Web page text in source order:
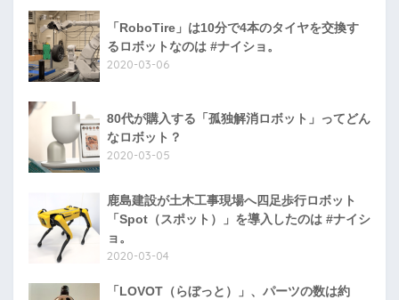
「RoboTire」は10分で4本のタイヤを交換す
るロボットなのは #ナイショ。
2020-03-06
80代が購入する「孤独解消ロボット」ってどん
なロボット？
2020-03-05
鹿島建設が土木工事現場へ四足歩行ロボット
「Spot（スポット）」を導入したのは #ナイシ
ョ。
2020-03-04
「LOVOT（らぼっと）」、パーツの数は約